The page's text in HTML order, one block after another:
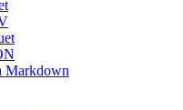
Markdown